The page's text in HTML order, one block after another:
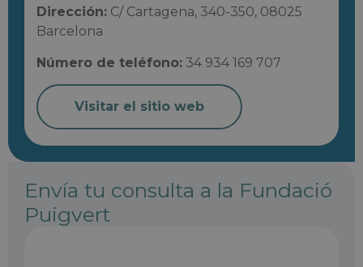
Dirección: C/ Cartagena, 340-350, 08025
Barcelona
Número de teléfono: 34 934 169 707
Visitar el sitio web
Envía tu consulta a la Fundació
Puigvert